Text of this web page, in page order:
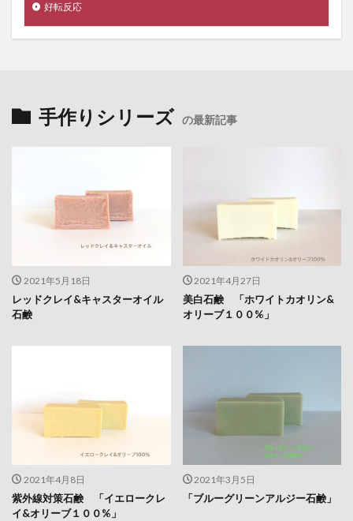
好転反応
手作りシリーズ の最新記事
2021年5月18日
レッドクレイ&キャスターオイル
石鹸
2021年4月27日
美白石鹸 「ホワイトカオリン&
オリーブ１００%」
2021年4月8日
紫外線対策石鹸 「イエロークレ
イ&オリーブ１００%」
2021年3月5日
「ブルーグリーンアルジー石鹸」